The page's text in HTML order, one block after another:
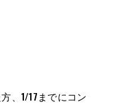
、1/17までにコン